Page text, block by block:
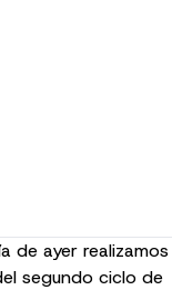
de ayer realizamos
segundo ciclo de